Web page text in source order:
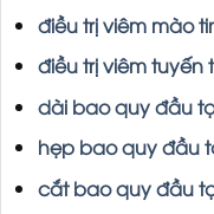
điều trị viêm mào
điều trị viêm tuyến
dài bao quy đầu
hẹp bao quy đầu
cắt bao quy đầu